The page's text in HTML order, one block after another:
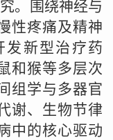
。围绕神经与
性疼痛及精神
发新型治疗药
和猴等多层次
组学与多器官
谢、生物节律
中的核心驱动